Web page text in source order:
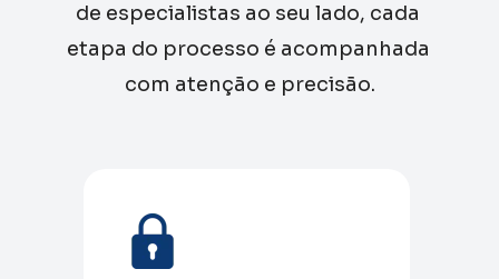
de especialistas ao seu lado, cada
etapa do processo é acompanhada
com atenção e precisão.